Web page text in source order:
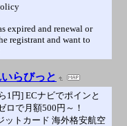
expired and renewal or
registrant and want to
らびっと
1円] ECナビでポインと
ロで月額500円～！
ットカード 海外格安航空